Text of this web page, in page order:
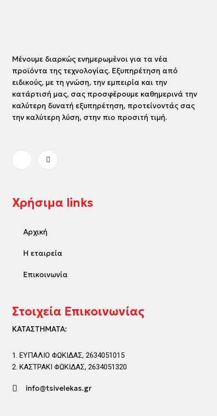
Μένουμε διαρκώς ενημερωμένοι για τα νέα
προϊόντα της τεχνολογίας. Εξυπηρέτηση από
ειδικούς, με τη γνώση, την εμπειρία και την
κατάρτισή μας, σας προσφέρουμε καθημερινά την
καλύτερη δυνατή εξυπηρέτηση, προτείνοντάς σας
την καλύτερη λύση, στην πιο προσιτή τιμή.
Χρήσιμα links
Αρχική
Η εταιρεία
Επικοινωνία
Στοιχεία Επικοινωνίας
ΚΑΤΑΣΤΗΜΑΤΑ:
ΕΥΠΑΛΙΟ ΦΩΚΙΔΑΣ, 2634051015
ΚΑΣΤΡΑΚΙ ΦΩΚΙΔΑΣ, 2634051320
info@tsivelekas.gr